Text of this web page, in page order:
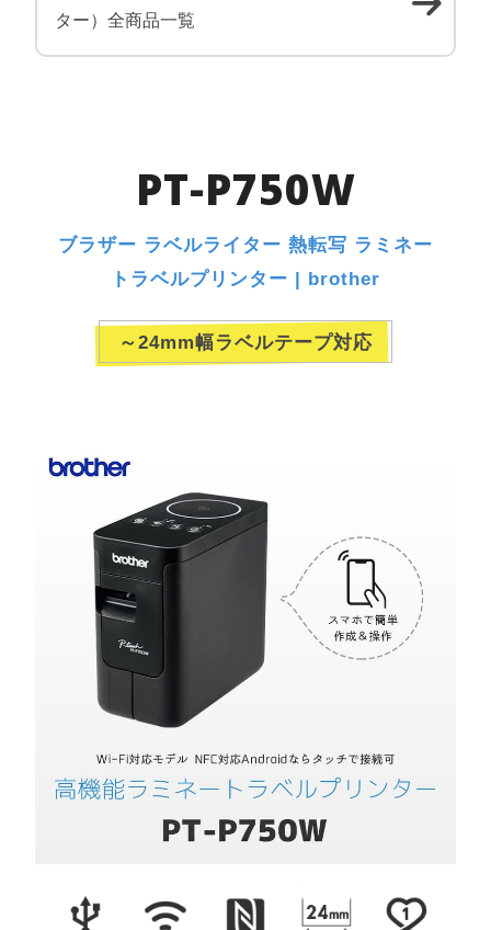
ター）全商品一覧
PT-P750W
ブラザー ラベルライター 熱転写 ラミネー
トラベルプリンター | brother
～24mm幅ラベルテープ対応